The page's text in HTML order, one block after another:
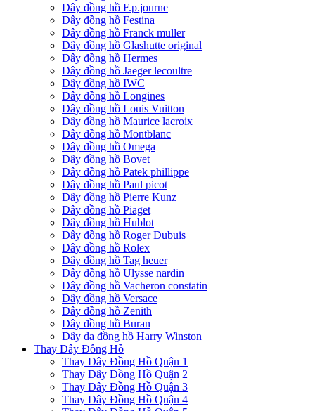
Dây đồng hồ F.p.journe
Dây đồng hồ Festina
Dây đồng hồ Franck muller
Dây đồng hồ Glashutte original
Dây đồng hồ Hermes
Dây đồng hồ Jaeger lecoultre
Dây đồng hồ IWC
Dây đồng hồ Longines
Dây đồng hồ Louis Vuitton
Dây đồng hồ Maurice lacroix
Dây đồng hồ Montblanc
Dây đồng hồ Omega
Dây đồng hồ Bovet
Dây đồng hồ Patek phillippe
Dây đồng hồ Paul picot
Dây đồng hồ Pierre Kunz
Dây đồng hồ Piaget
Dây đồng hồ Hublot
Dây đồng hồ Roger Dubuis
Dây đồng hồ Rolex
Dây đồng hồ Tag heuer
Dây đồng hồ Ulysse nardin
Dây đồng hồ Vacheron constatin
Dây đồng hồ Versace
Dây đồng hồ Zenith
Dây đồng hồ Buran
Dây da đồng hồ Harry Winston
Thay Dây Đồng Hồ
Thay Dây Đồng Hồ Quận 1
Thay Dây Đồng Hồ Quận 2
Thay Dây Đồng Hồ Quận 3
Thay Dây Đồng Hồ Quận 4